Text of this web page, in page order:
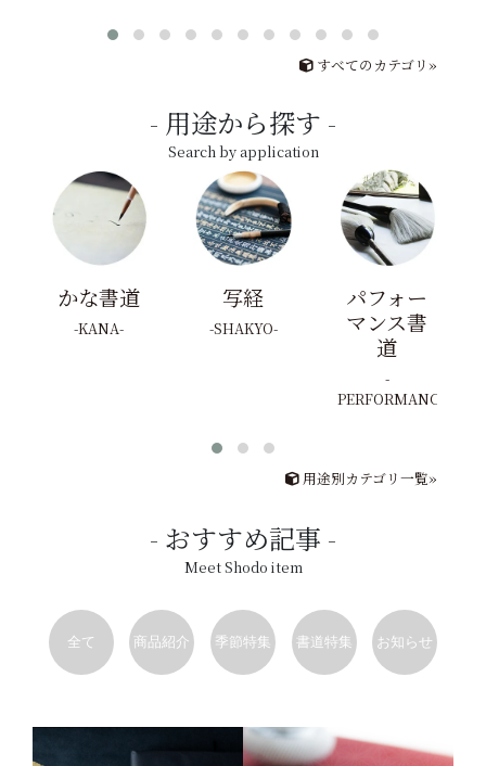
すべてのカテゴリ»
用途から探す
Search by application
かな書道
KANA
写経
SHAKYO
パフォー
マンス書
道
PERFORMANCE
用途別カテゴリ一覧»
おすすめ記事
Meet Shodo item
全て 商品紹介 季節特集 書道特集 お知らせ